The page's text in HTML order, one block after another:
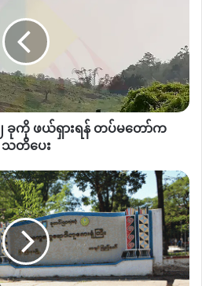
သည်။
ာ စစ်ကြောင်းနှင့် Howa ရွာ
င်း တပ်မ (၉၉)ဟု ယူဆထားသော
Hpaikawng တွင်သော်လည်းကောင်း
း KIA က ဆိုပါသည်။
တပ်ရင်း (၃၆) တပ်ဖွဲ့များနှင့်သီး
ြား KIA ၏ စစ်ရေးမဟာမိတ် မြောက်
နှင့် ရခိုင် AA တပ်ဖွဲ့များနှင့်
အထက် KIA အရာရှိက ဆိုပါသည်။
ေးပါ။
၂ ခုကို ဖယ်ရှားရန် တပ်မတော်က
သတိပေး